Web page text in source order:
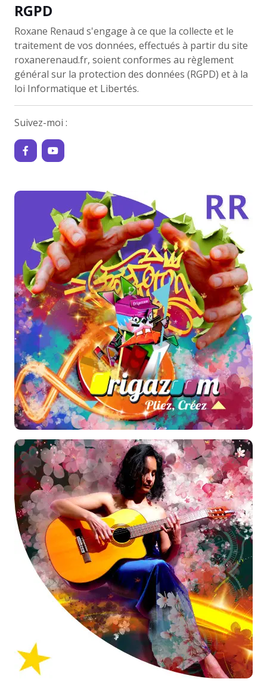
RGPD
Roxane Renaud s'engage à ce que la collecte et le
traitement de vos données, effectués à partir du site
roxanerenaud.fr, soient conformes au règlement
général sur la protection des données (RGPD) et à la
loi Informatique et Libertés.
Suivez-moi :